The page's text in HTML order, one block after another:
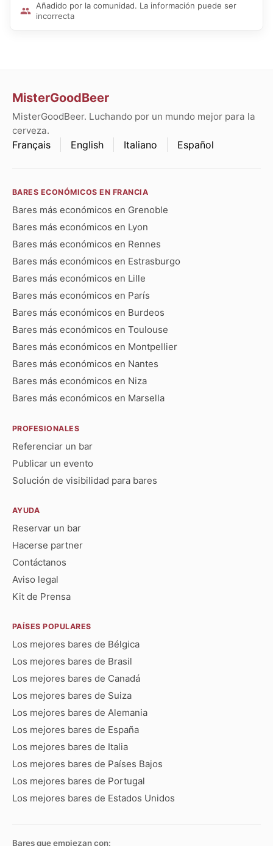
Añadido por la comunidad. La información puede ser
incorrecta
MisterGoodBeer
MisterGoodBeer. Luchando por un mundo mejor para la
cerveza.
Français English Italiano Español
BARES ECONÓMICOS EN FRANCIA
Bares más económicos en Grenoble
Bares más económicos en Lyon
Bares más económicos en Rennes
Bares más económicos en Estrasburgo
Bares más económicos en Lille
Bares más económicos en París
Bares más económicos en Burdeos
Bares más económicos en Toulouse
Bares más económicos en Montpellier
Bares más económicos en Nantes
Bares más económicos en Niza
Bares más económicos en Marsella
PROFESIONALES
Referenciar un bar
Publicar un evento
Solución de visibilidad para bares
AYUDA
Reservar un bar
Hacerse partner
Contáctanos
Aviso legal
Kit de Prensa
PAÍSES POPULARES
Los mejores bares de Bélgica
Los mejores bares de Brasil
Los mejores bares de Canadá
Los mejores bares de Suiza
Los mejores bares de Alemania
Los mejores bares de España
Los mejores bares de Italia
Los mejores bares de Países Bajos
Los mejores bares de Portugal
Los mejores bares de Estados Unidos
Bares que empiezan con: